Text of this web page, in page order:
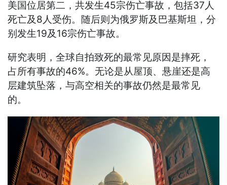
美国位居第二，共发生45宗伤亡事故，包括37人
死亡及8人受伤。随后则为俄罗斯及巴基斯坦，分
别发生19及16宗伤亡事故。
研究表明，全球自拍致死的最常见原因是摔死，
占所有事故的46%。无论是从屋顶、悬崖还是高
层建筑坠落，与高空相关的事故仍然是最常见
的。